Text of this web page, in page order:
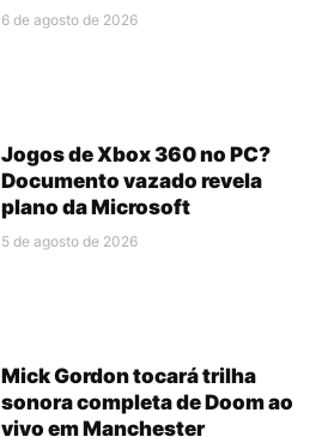
6 de agosto de 2026
Jogos de Xbox 360 no PC?
Documento vazado revela
plano da Microsoft
5 de agosto de 2026
Mick Gordon tocará trilha
sonora completa de Doom ao
vivo em Manchester